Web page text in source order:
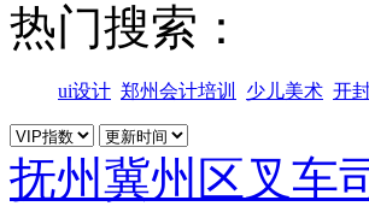
热门搜索：
ui设计 郑州会计培训 少儿美术 开
抚州冀州区叉车